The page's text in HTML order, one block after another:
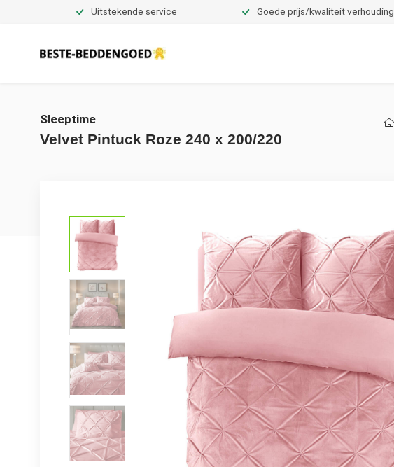
Uitstekende service Goede prijs/kwaliteit verhouding
Sleeptime
Velvet Pintuck Roze 240 x 200/220